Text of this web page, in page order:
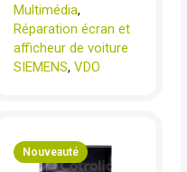
Multimédia,
Réparation écran et
afficheur de voiture
SIEMENS, VDO
Nouveauté